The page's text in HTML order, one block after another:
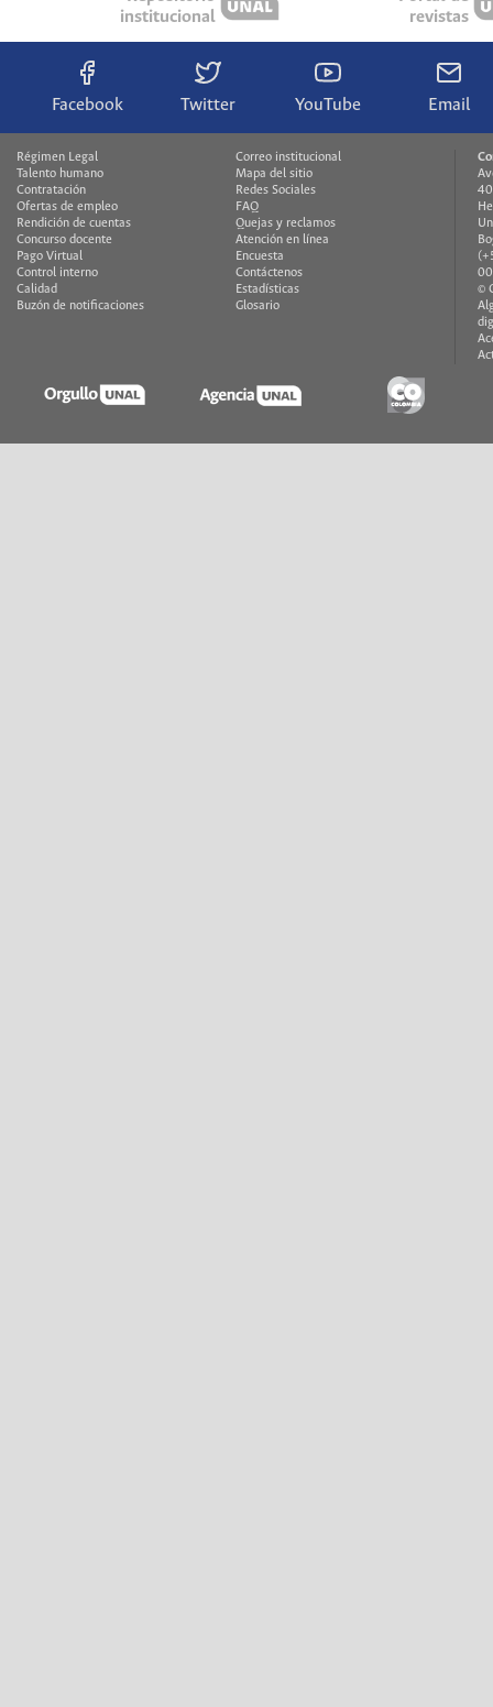
institucional
revistas
Facebook Twitter YouTube Email
Régimen Legal
Talento humano
Contratación
Ofertas de empleo
Rendición de cuentas
Concurso docente
Pago Virtual
Control interno
Calidad
Buzón de notificaciones
Correo institucional
Mapa del sitio
Redes Sociales
FAQ
Quejas y reclamos
Atención en línea
Encuesta
Contáctenos
Estadísticas
Glosario
©